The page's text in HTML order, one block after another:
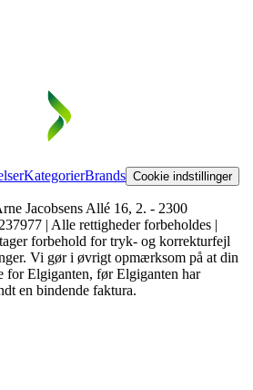
KategorierBrands Cookie indstillinger
Jacobsens Allé 16, 2. - 2300
| Alle rettigheder forbeholdes |
forbehold for tryk- og korrekturfejl
Vi gør i øvrigt opmærksom på at din
for Elgiganten, før Elgiganten har
en bindende faktura.